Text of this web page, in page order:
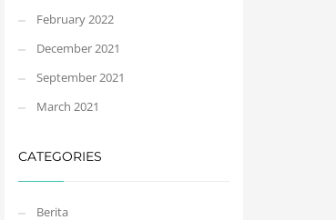
February 2022
December 2021
September 2021
March 2021
CATEGORIES
Berita